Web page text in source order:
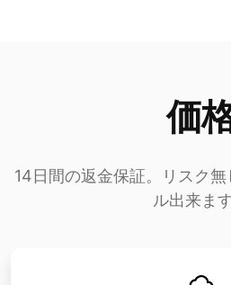
価
14日間の返金保証。リスク
ル出来ます